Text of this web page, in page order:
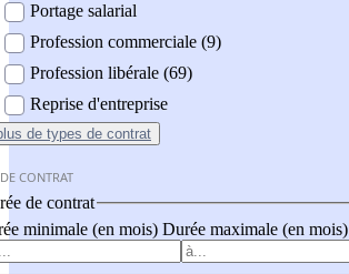
Portage salarial
Profession commerciale (9)
Profession libérale (69)
Reprise d'entreprise
de types de contrat
CONTRAT
de contrat
minimale (en mois) Durée maximale (en mois)